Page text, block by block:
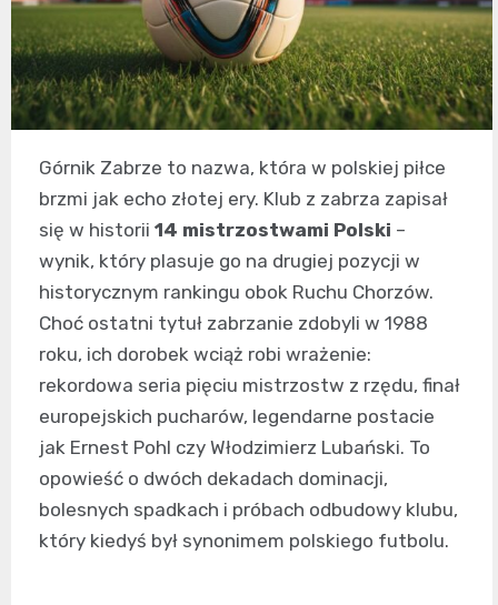
Górnik Zabrze to nazwa, która w polskiej piłce
brzmi jak echo złotej ery. Klub z zabrza zapisał
się w historii 14 mistrzostwami Polski –
wynik, który plasuje go na drugiej pozycji w
historycznym rankingu obok Ruchu Chorzów.
Choć ostatni tytuł zabrzanie zdobyli w 1988
roku, ich dorobek wciąż robi wrażenie:
rekordowa seria pięciu mistrzostw z rzędu, finał
europejskich pucharów, legendarne postacie
jak Ernest Pohl czy Włodzimierz Lubański. To
opowieść o dwóch dekadach dominacji,
bolesnych spadkach i próbach odbudowy klubu,
który kiedyś był synonimem polskiego futbolu.